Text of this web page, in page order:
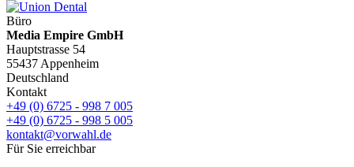
Büro
Media Empire GmbH
Hauptstrasse 54
55437 Appenheim
Deutschland
Kontakt
+49 (0) 6725 - 998 7 005
+49 (0) 6725 - 998 5 005
kontakt@vorwahl.de
Für Sie erreichbar